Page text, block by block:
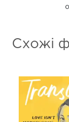
Схожі